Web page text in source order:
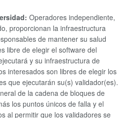
Operadores independiente,
proporcionan la infraestructura
de mantener su salud
libre de elegir el software del
y su infraestructura de
interesados ​​​​son libres de elegir los
que ejecutarán su(s) validador(es).
de la cadena de bloques de
los puntos únicos de falla y el
​​al permitir que los validadores se